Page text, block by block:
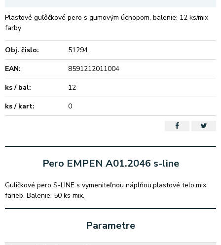
Plastové guľôčkové pero s gumovým úchopom, balenie: 12 ks/mix
farby
Obj. čislo:
51294
EAN:
8591212011004
ks / bal:
12
ks / kart:
0
Pero EMPEN A01.2046 s-line
Guličkové pero S-LINE s vymeniteľnou náplňou,plastové telo,mix
farieb. Balenie: 50 ks mix.
Parametre